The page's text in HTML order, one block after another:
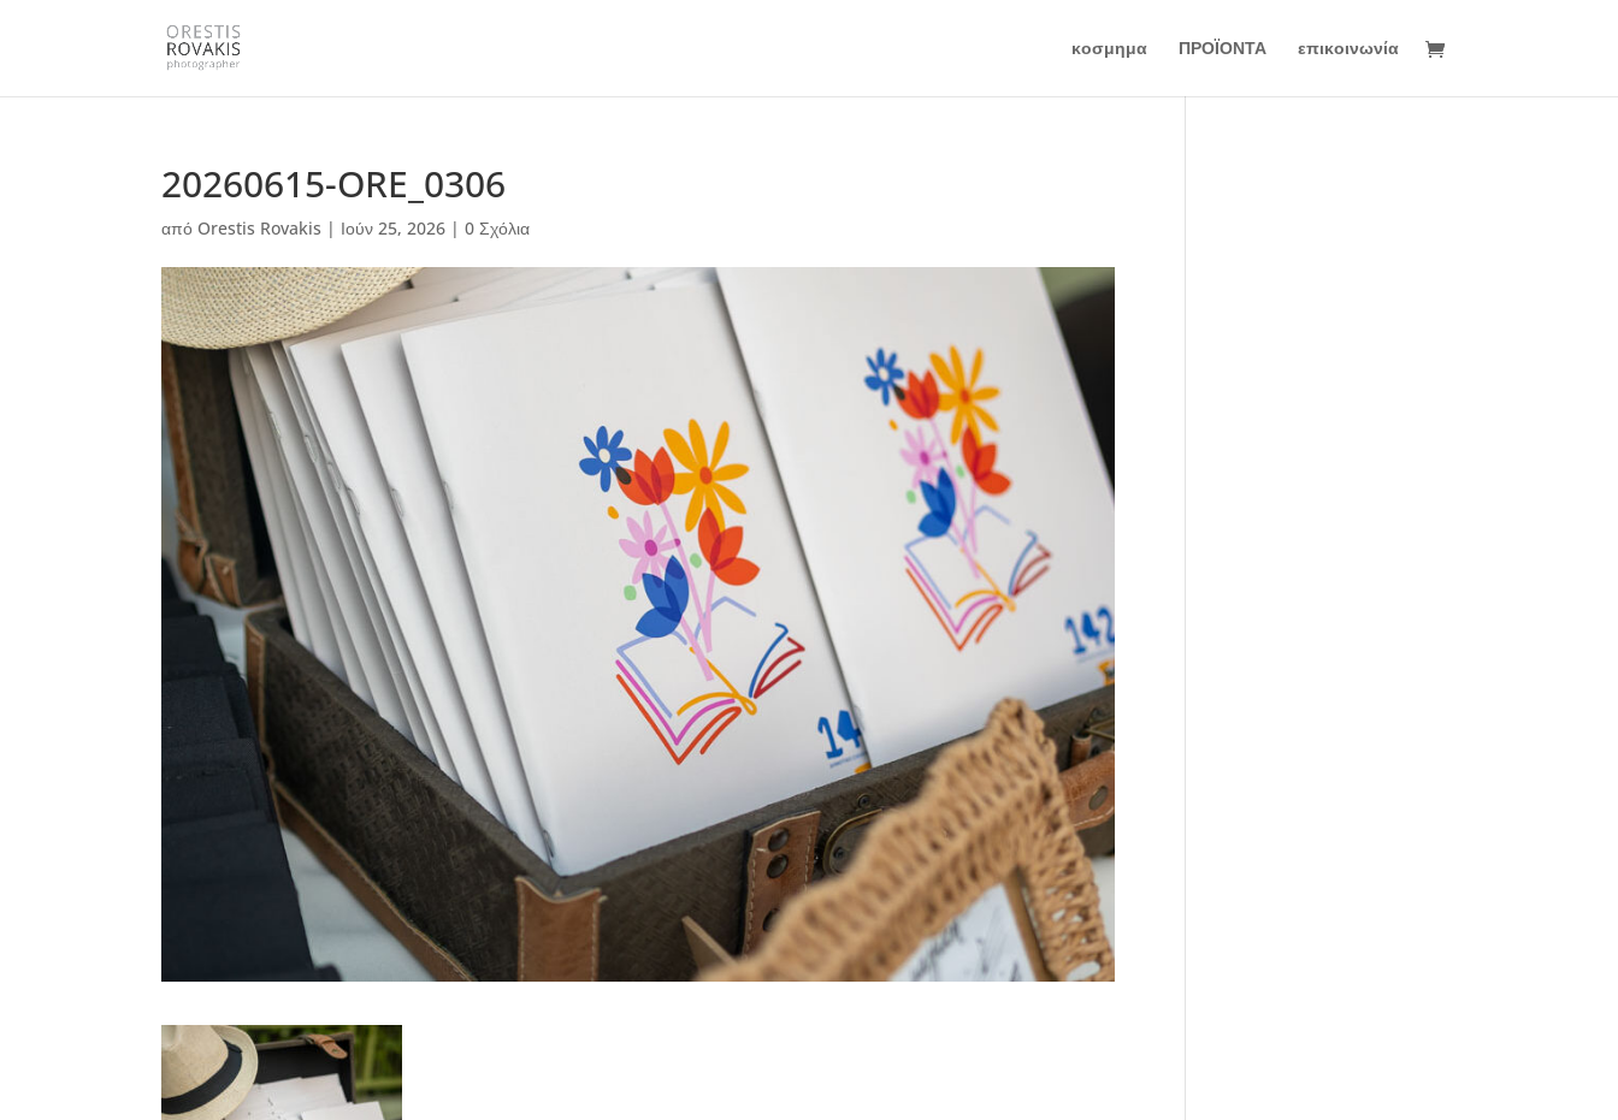
κοσμημα ΠΡΟΪΟΝΤΑ επικοινωνία
20260615-ORE_0306
από Orestis Rovakis | Ιούν 25, 2026 |0 Σχόλια